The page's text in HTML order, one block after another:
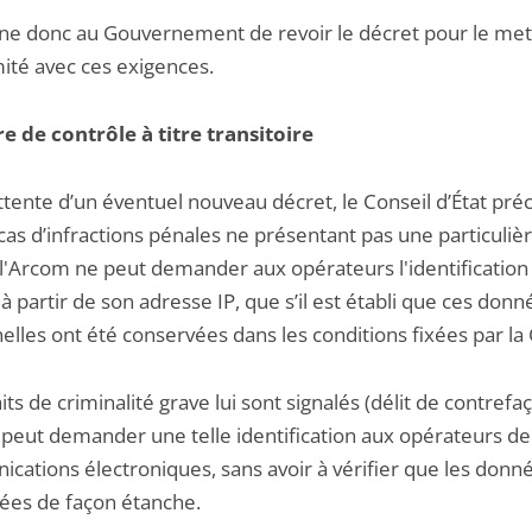
donc au Gouvernement de revoir le décret pour le
avec ces exigences.
de contrôle à titre transitoire
d’un éventuel nouveau décret, le Conseil d’État
d’infractions pénales ne présentant pas une
ne peut demander aux opérateurs
partir de son adresse IP, que s’il est établi que ces
ont été conservées dans les conditions fixées par la
de criminalité grave lui sont signalés (délit de
peut demander une telle identification aux opérateurs de
électroniques, sans avoir à vérifier que les
de façon étanche.